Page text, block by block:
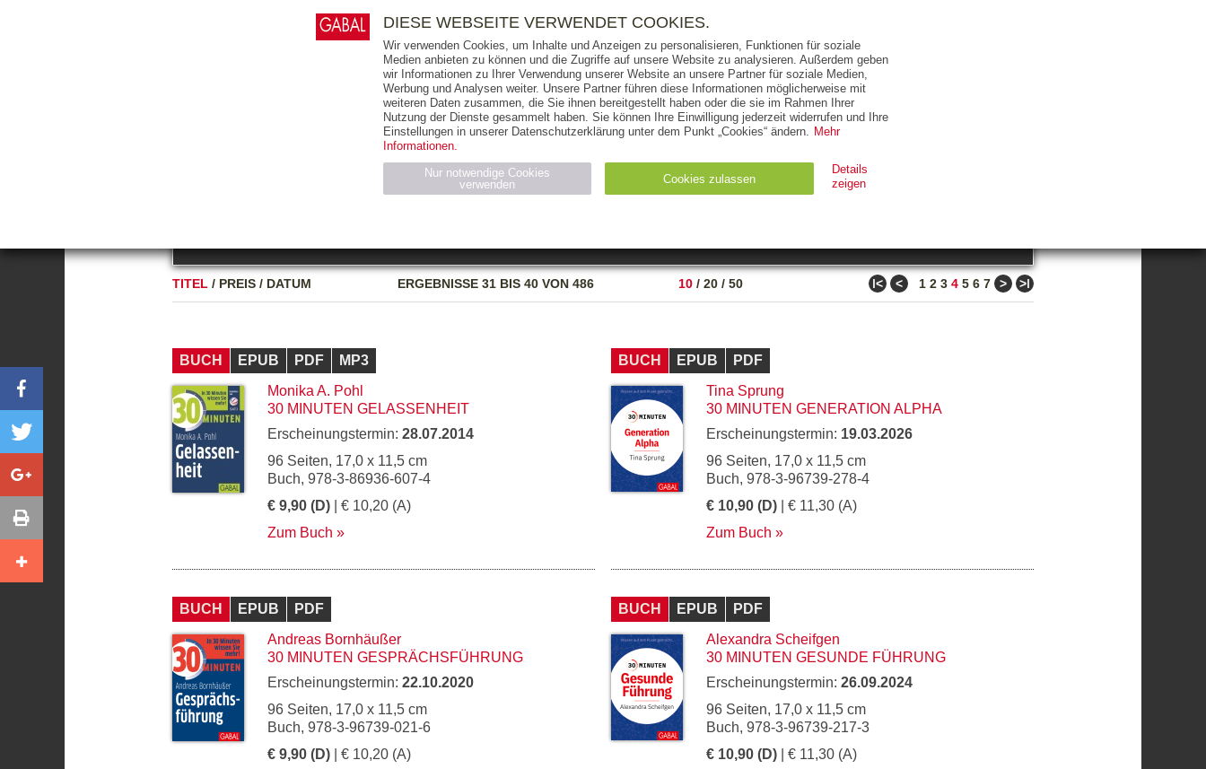
AUSGABEART AUS DER REIHE ZUM THEMA
TITEL / PREIS / DATUM ERGEBNISSE31 BIS 40 VON 486 10 / 20 / 50 ǀ< < 1 2 3 4 5 6 7 > >ǀ
BUCH EPUB PDF
MP3
Monika A. Pohl
30 MINUTEN GELASSENHEIT
Erscheinungstermin: 28.07.2014
96 Seiten, 17,0 x 11,5 cm
Buch, 978-3-86936-607-4
€ 9,90 (D) | € 10,20 (A)
Zum Buch
BUCH EPUB
PDF
Tina Sprung
30 MINUTEN GENERATION ALPHA
Erscheinungstermin: 19.03.2026
96 Seiten, 17,0 x 11,5 cm
Buch, 978-3-96739-278-4
€ 10,90 (D) | € 11,30 (A)
Zum Buch
BUCH EPUB
PDF
Andreas Bornhäußer
30 MINUTEN GESPRÄCHSFÜHRUNG
Erscheinungstermin: 22.10.2020
96 Seiten, 17,0 x 11,5 cm
Buch, 978-3-96739-021-6
€ 9,90 (D) | € 10,20 (A)
BUCH EPUB
PDF
Alexandra Scheifgen
30 MINUTEN GESUNDE FÜHRUNG
Erscheinungstermin: 26.09.2024
96 Seiten, 17,0 x 11,5 cm
Buch, 978-3-96739-217-3
€ 10,90 (D) | € 11,30 (A)
E-BOOKS AUDIO-CDS MP3 NON-BOOKS
THEMEN AUTOREN VERLAG
RIGHTS PRESSE HANDEL FÜR UNTERNEHMEN
DIESE WEBSEITE VERWENDET COOKIES.
Wir verwenden Cookies, um Inhalte und Anzeigen zu personalisieren, Funktionen für soziale
Medien anbieten zu können und die Zugriffe auf unsere Website zu analysieren. Außerdem geben
wir Informationen zu Ihrer Verwendung unserer Website an unsere Partner für soziale Medien,
Werbung und Analysen weiter. Unsere Partner führen diese Informationen möglicherweise mit
weiteren Daten zusammen, die Sie ihnen bereitgestellt haben oder die sie im Rahmen Ihrer
Nutzung der Dienste gesammelt haben. Sie können Ihre Einwilligung jederzeit widerrufen und Ihre
Einstellungen in unserer Datenschutzerklärung unter dem Punkt „Cookies“ ändern. Mehr
Informationen.
Nur notwendige Cookies
verwenden
Cookies zulassen
Details
zeigen
Name Anbieter Zweck Ablauf
Typ
CMS_SESSION_ID
gabal-
Wird für die Speicherung der Benutzer-Session verwendet HTTP